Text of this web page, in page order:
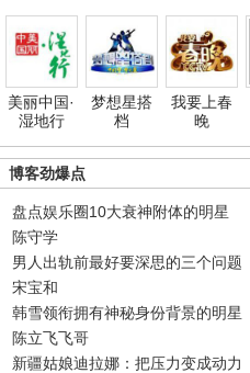
美丽中国·
湿地行
梦想星搭
档
我要上春
晚
博客劲爆点
盘点娱乐圈10大衰神附体的明星
陈守学
男人出轨前最好要深思的三个问题
宋宝和
韩雪领衔拥有神秘身份背景的明星
陈立飞飞哥
新疆姑娘迪拉娜：把压力变成动力